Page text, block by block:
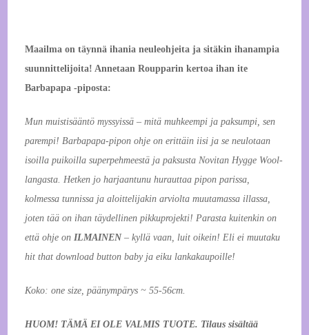
Maailma on täynnä ihania neuleohjeita ja sitäkin ihanampia
suunnittelijoita! Annetaan Roupparin kertoa ihan ite
Barbapapa -piposta:
Mun muistisääntö myssyissä – mitä muhkeempi ja paksumpi, sen
parempi! Barbapapa-pipon ohje on erittäin iisi ja se neulotaan
isoilla puikoilla superpehmeestä ja paksusta Novitan Hygge Wool-
langasta. Hetken jo harjaantunu hurauttaa pipon parissa,
kolmessa tunnissa ja aloittelijakin arviolta muutamassa illassa,
joten tää on ihan täydellinen pikkuprojekti! Parasta kuitenkin on
että ohje on ILMAINEN– kyllä vaan, luit oikein! Eli ei muutaku
hit that download button baby ja eiku lankakaupoille!
Koko: one size, päänympärys ~ 55-56cm.
HUOM! TÄMÄ EI OLE VALMIS TUOTE. Tilaus sisältää